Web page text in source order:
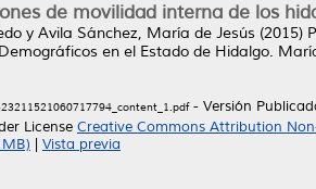
de movilidad interna de los
y Avila Sánchez, María de Jesús (2015)
en el Estado de Hidalgo.
- Versión
License Creative Commons Attribution
Vista previa